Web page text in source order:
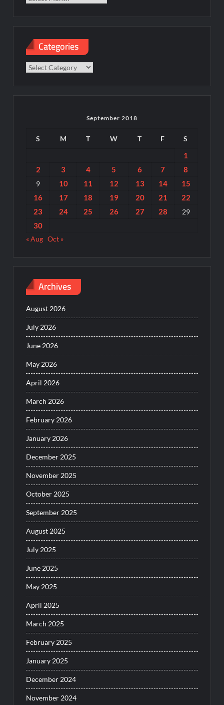
Categories
Categories
September 2018
S M T W T F S
1
2
3 4 5 6 7 8
9 10 11 12 13 14
15
16
17 18 19 20 21
22
23
24 25 26 27 28 29
30
« Aug Oct »
Archives
August 2026
July 2026
June 2026
May 2026
April 2026
March 2026
February 2026
January 2026
December 2025
November 2025
October 2025
September 2025
August 2025
July 2025
June 2025
May 2025
April 2025
March 2025
February 2025
January 2025
December 2024
November 2024